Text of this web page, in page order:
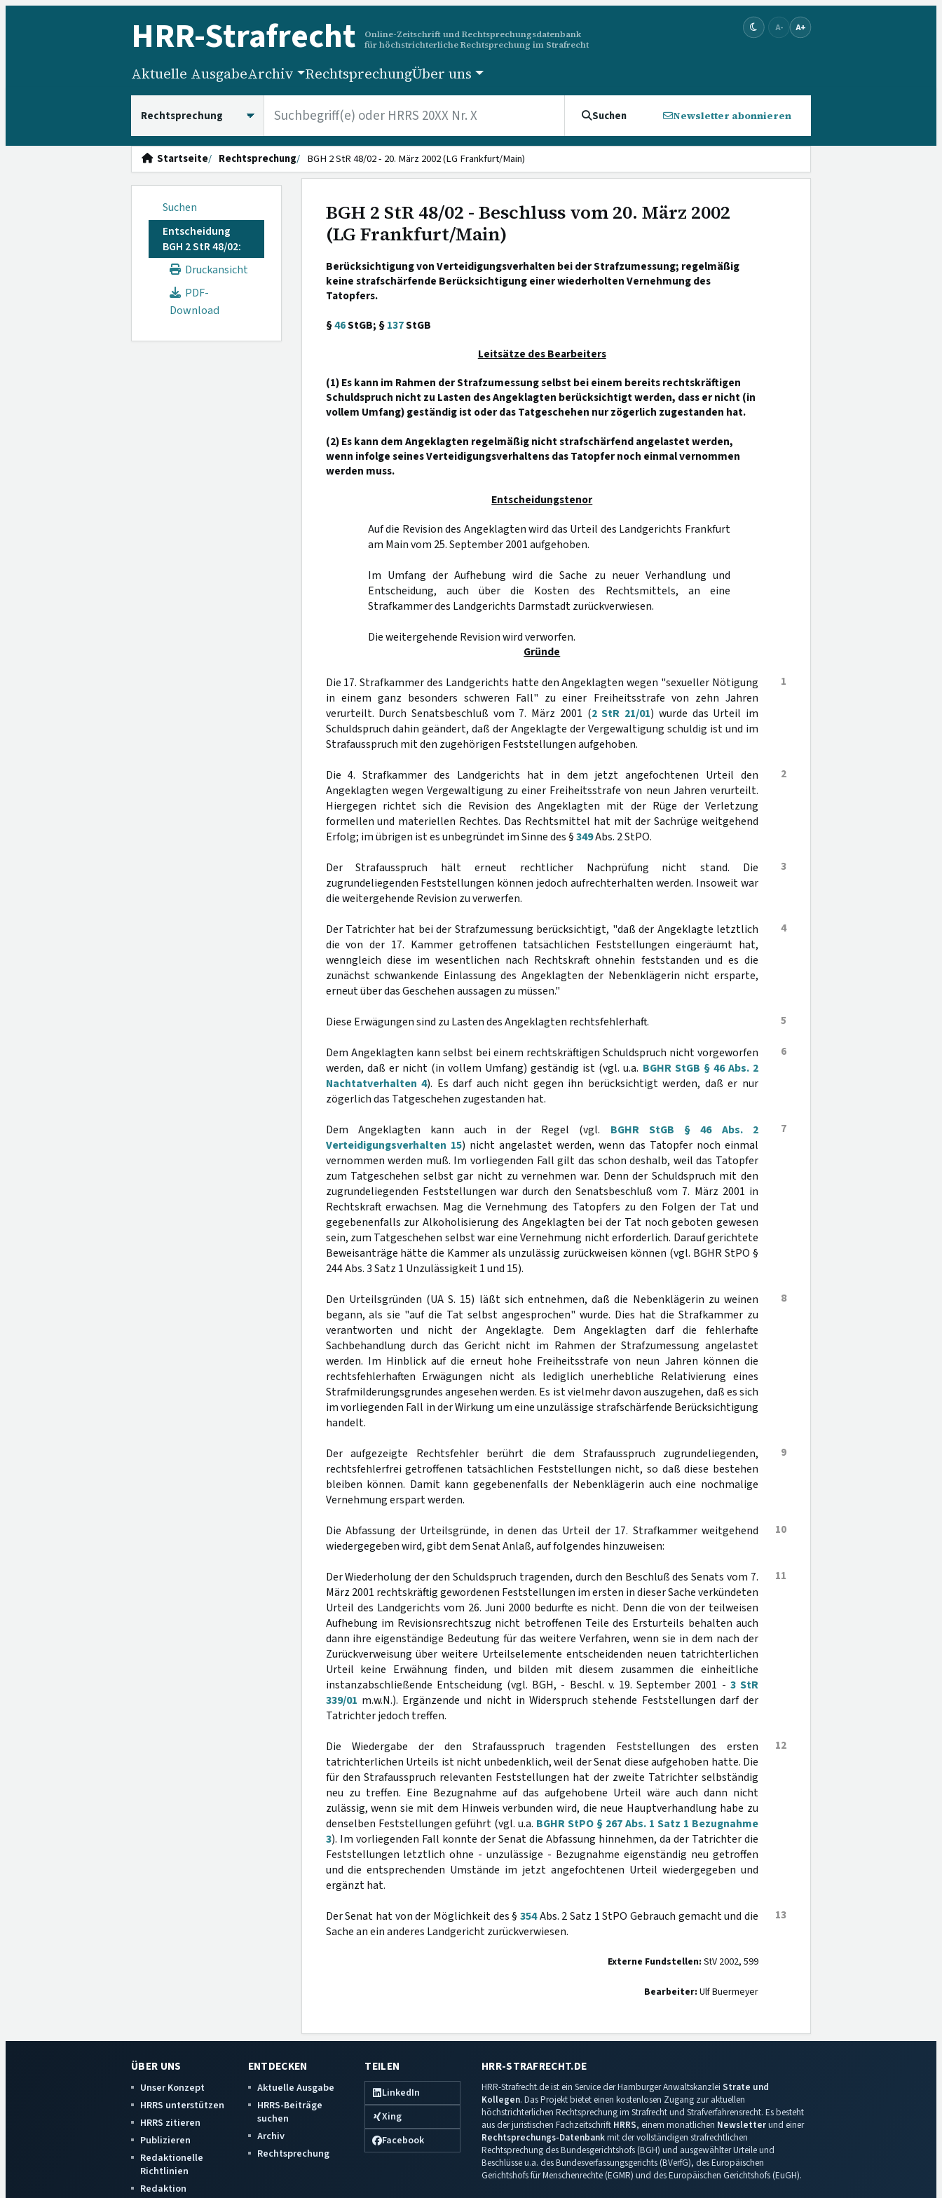
HRR-Strafrecht
Online-Zeitschrift und Rechtsprechungsdatenbank
für höchstrichterliche Rechtsprechung im Strafrecht
A- A+
Aktuelle AusgabeArchiv RechtsprechungÜber uns
Suchen Newsletter abonnieren
Startseite Rechtsprechung BGH 2 StR 48/02 - 20. März 2002 (LG Frankfurt/Main)
Suchen
Entscheidung
BGH 2 StR 48/02:
Druckansicht
PDF-
Download
BGH 2 StR 48/02 - Beschluss vom 20. März 2002
(LG Frankfurt/Main)
Berücksichtigung von Verteidigungsverhalten bei der Strafzumessung; regelmäßig
keine strafschärfende Berücksichtigung einer wiederholten Vernehmung des
Tatopfers.
§46StGB; §137StGB
Leitsätze des Bearbeiters
(1) Es kann im Rahmen der Strafzumessung selbst bei einem bereits rechtskräftigen
Schuldspruch nicht zu Lasten des Angeklagten berücksichtigt werden, dass er nicht (in
vollem Umfang) geständig ist oder das Tatgeschehen nur zögerlich zugestanden hat.
(2) Es kann dem Angeklagten regelmäßig nicht strafschärfend angelastet werden,
wenn infolge seines Verteidigungsverhaltens das Tatopfer noch einmal vernommen
werden muss.
Entscheidungstenor
Auf die Revision des Angeklagten wird das Urteil des Landgerichts Frankfurt
am Main vom 25. September 2001 aufgehoben.
Im Umfang der Aufhebung wird die Sache zu neuer Verhandlung und
Entscheidung, auch über die Kosten des Rechtsmittels, an eine
Strafkammer des Landgerichts Darmstadt zurückverwiesen.
Die weitergehende Revision wird verworfen.
Gründe
1
Die 17. Strafkammer des Landgerichts hatte den Angeklagten wegen "sexueller Nötigung
in einem ganz besonders schweren Fall" zu einer Freiheitsstrafe von zehn Jahren
verurteilt. Durch Senatsbeschluß vom 7. März 2001 (2 StR 21/01) wurde das Urteil im
Schuldspruch dahin geändert, daß der Angeklagte der Vergewaltigung schuldig ist und im
Strafausspruch mit den zugehörigen Feststellungen aufgehoben.
2
Die 4. Strafkammer des Landgerichts hat in dem jetzt angefochtenen Urteil den
Angeklagten wegen Vergewaltigung zu einer Freiheitsstrafe von neun Jahren verurteilt.
Hiergegen richtet sich die Revision des Angeklagten mit der Rüge der Verletzung
formellen und materiellen Rechtes. Das Rechtsmittel hat mit der Sachrüge weitgehend
Erfolg; im übrigen ist es unbegründet im Sinne des §349Abs. 2 StPO.
3
Der Strafausspruch hält erneut rechtlicher Nachprüfung nicht stand. Die
zugrundeliegenden Feststellungen können jedoch aufrechterhalten werden. Insoweit war
die weitergehende Revision zu verwerfen.
4
Der Tatrichter hat bei der Strafzumessung berücksichtigt, "daß der Angeklagte letztlich
die von der 17. Kammer getroffenen tatsächlichen Feststellungen eingeräumt hat,
wenngleich diese im wesentlichen nach Rechtskraft ohnehin feststanden und es die
zunächst schwankende Einlassung des Angeklagten der Nebenklägerin nicht ersparte,
erneut über das Geschehen aussagen zu müssen."
5
Diese Erwägungen sind zu Lasten des Angeklagten rechtsfehlerhaft.
6
Dem Angeklagten kann selbst bei einem rechtskräftigen Schuldspruch nicht vorgeworfen
werden, daß er nicht (in vollem Umfang) geständig ist (vgl. u.a. BGHR StGB § 46 Abs. 2
Nachtatverhalten 4). Es darf auch nicht gegen ihn berücksichtigt werden, daß er nur
zögerlich das Tatgeschehen zugestanden hat.
7
Dem Angeklagten kann auch in der Regel (vgl. BGHR StGB § 46 Abs. 2
Verteidigungsverhalten 15) nicht angelastet werden, wenn das Tatopfer noch einmal
vernommen werden muß. Im vorliegenden Fall gilt das schon deshalb, weil das Tatopfer
zum Tatgeschehen selbst gar nicht zu vernehmen war. Denn der Schuldspruch mit den
zugrundeliegenden Feststellungen war durch den Senatsbeschluß vom 7. März 2001 in
Rechtskraft erwachsen. Mag die Vernehmung des Tatopfers zu den Folgen der Tat und
gegebenenfalls zur Alkoholisierung des Angeklagten bei der Tat noch geboten gewesen
sein, zum Tatgeschehen selbst war eine Vernehmung nicht erforderlich. Darauf gerichtete
Beweisanträge hätte die Kammer als unzulässig zurückweisen können (vgl. BGHR StPO §
244 Abs. 3 Satz 1 Unzulässigkeit 1 und 15).
8
Den Urteilsgründen (UA S. 15) läßt sich entnehmen, daß die Nebenklägerin zu weinen
begann, als sie "auf die Tat selbst angesprochen" wurde. Dies hat die Strafkammer zu
verantworten und nicht der Angeklagte. Dem Angeklagten darf die fehlerhafte
Sachbehandlung durch das Gericht nicht im Rahmen der Strafzumessung angelastet
werden. Im Hinblick auf die erneut hohe Freiheitsstrafe von neun Jahren können die
rechtsfehlerhaften Erwägungen nicht als lediglich unerhebliche Relativierung eines
Strafmilderungsgrundes angesehen werden. Es ist vielmehr davon auszugehen, daß es sich
im vorliegenden Fall in der Wirkung um eine unzulässige strafschärfende Berücksichtigung
handelt.
9
Der aufgezeigte Rechtsfehler berührt die dem Strafausspruch zugrundeliegenden,
rechtsfehlerfrei getroffenen tatsächlichen Feststellungen nicht, so daß diese bestehen
bleiben können. Damit kann gegebenenfalls der Nebenklägerin auch eine nochmalige
Vernehmung erspart werden.
10
Die Abfassung der Urteilsgründe, in denen das Urteil der 17. Strafkammer weitgehend
wiedergegeben wird, gibt dem Senat Anlaß, auf folgendes hinzuweisen:
11
Der Wiederholung der den Schuldspruch tragenden, durch den Beschluß des Senats vom 7.
März 2001 rechtskräftig gewordenen Feststellungen im ersten in dieser Sache verkündeten
Urteil des Landgerichts vom 26. Juni 2000 bedurfte es nicht. Denn die von der teilweisen
Aufhebung im Revisionsrechtszug nicht betroffenen Teile des Ersturteils behalten auch
dann ihre eigenständige Bedeutung für das weitere Verfahren, wenn sie in dem nach der
Zurückverweisung über weitere Urteilselemente entscheidenden neuen tatrichterlichen
Urteil keine Erwähnung finden, und bilden mit diesem zusammen die einheitliche
instanzabschließende Entscheidung (vgl. BGH, - Beschl. v. 19. September 2001 - 3 StR
339/01 m.w.N.). Ergänzende und nicht in Widerspruch stehende Feststellungen darf der
Tatrichter jedoch treffen.
12
Die Wiedergabe der den Strafausspruch tragenden Feststellungen des ersten
tatrichterlichen Urteils ist nicht unbedenklich, weil der Senat diese aufgehoben hatte. Die
für den Strafausspruch relevanten Feststellungen hat der zweite Tatrichter selbständig
neu zu treffen. Eine Bezugnahme auf das aufgehobene Urteil wäre auch dann nicht
zulässig, wenn sie mit dem Hinweis verbunden wird, die neue Hauptverhandlung habe zu
denselben Feststellungen geführt (vgl. u.a. BGHR StPO § 267 Abs. 1 Satz 1 Bezugnahme
3). Im vorliegenden Fall konnte der Senat die Abfassung hinnehmen, da der Tatrichter die
Feststellungen letztlich ohne - unzulässige - Bezugnahme eigenständig neu getroffen
und die entsprechenden Umstände im jetzt angefochtenen Urteil wiedergegeben und
ergänzt hat.
13
Der Senat hat von der Möglichkeit des § 354Abs. 2 Satz 1 StPO Gebrauch gemacht und die
Sache an ein anderes Landgericht zurückverwiesen.
Externe Fundstellen: StV 2002, 599
Bearbeiter: Ulf Buermeyer
ÜBER UNS
Unser Konzept
HRRS unterstützen
HRRS zitieren
Publizieren
Redaktionelle
Richtlinien
Redaktion
ENTDECKEN
Aktuelle Ausgabe
HRRS-Beiträge
suchen
Archiv
Rechtsprechung
TEILEN
LinkedIn
Xing
Facebook
HRR-STRAFRECHT.DE
HRR-Strafrecht.de ist ein Service der Hamburger Anwaltskanzlei Strate und
Kollegen. Das Projekt bietet einen kostenlosen Zugang zur aktuellen
höchstrichterlichen Rechtsprechung im Strafrecht und Strafverfahrensrecht. Es besteht
aus der juristischen Fachzeitschrift HRRS, einem monatlichen Newsletterund einer
Rechtsprechungs-Datenbankmit der vollständigen strafrechtlichen
Rechtsprechung des Bundesgerichtshofs (BGH) und ausgewählter Urteile und
Beschlüsse u.a. des Bundesverfassungsgerichts (BVerfG), des Europäischen
Gerichtshofs für Menschenrechte (EGMR) und des Europäischen Gerichtshofs (EuGH).